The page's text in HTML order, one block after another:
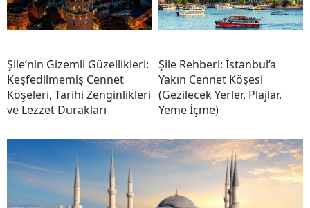
Şile’nin Gizemli Güzellikleri:
Keşfedilmemiş Cennet
Köşeleri, Tarihi Zenginlikleri
ve Lezzet Durakları
Şile Rehberi: İstanbul’a
Yakın Cennet Köşesi
(Gezilecek Yerler, Plajlar,
Yeme İçme)